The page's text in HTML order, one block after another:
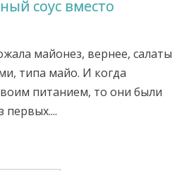
соус вместо
майонез, вернее, салаты
типа майо. И когда
питанием, то они были
первых....